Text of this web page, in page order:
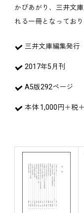
かびあがり、三井文
れる一冊となっており
三井文庫編集発行
2017年5月刊
A5版292ページ
本体 1,000円＋税